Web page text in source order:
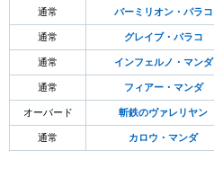
通常 バーミリオン・パラコ
通常 グレイブ・パラコ
通常 インフェルノ・マンダ
通常 フィアー・マンダ
オーバード 斬鉄のヴァレリヤン
通常 カロウ・マンダ